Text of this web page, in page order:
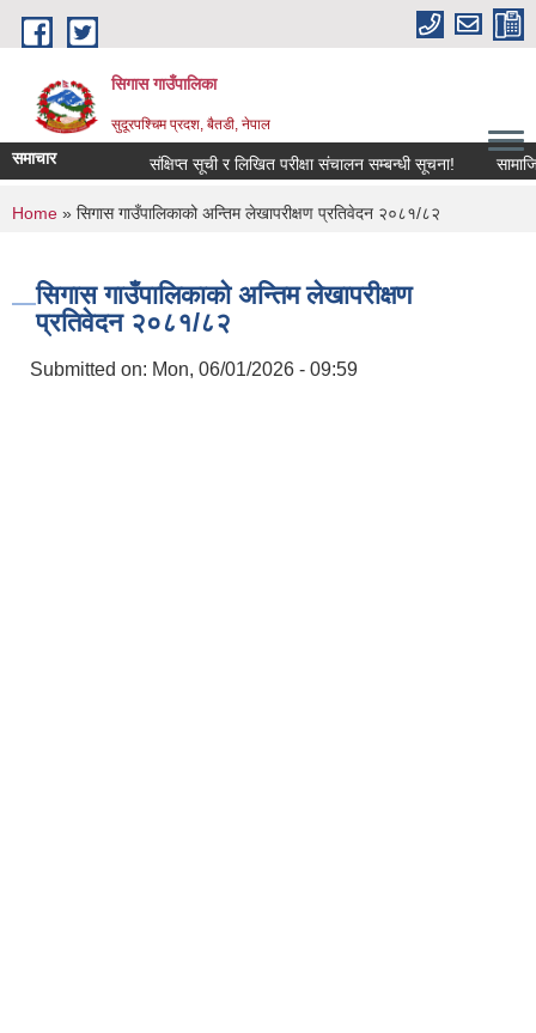
Skip to main content
सिगास गाउँपालिका
सुदूरपश्चिम प्रदश, बैतडी, नेपाल
समाचार संक्षिप्त सूची र लिखित परीक्षा संचालन सम्बन्धी सूचना!
You are here
Home » सिगास गाउँपालिकाको अन्तिम लेखापरीक्षण प्रतिवेदन २०८१/८२
सिगास गाउँपालिकाको अन्तिम लेखापरीक्षण
प्रतिवेदन २०८१/८२
Submitted on: Mon, 06/01/2026 - 09:59